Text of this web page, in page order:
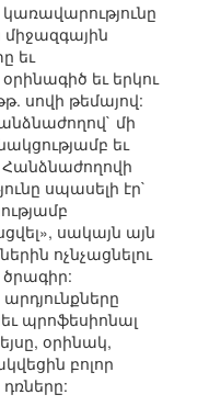
եւ
եւ երկու
սովի թեմայով:
մի
եւ
Հանձնաժողովի
սպասելի էր`
սակայն այն
ոչնչացնելու
ծրագիր:
պրոֆեսիոնալ
օրինակ,
բոլոր